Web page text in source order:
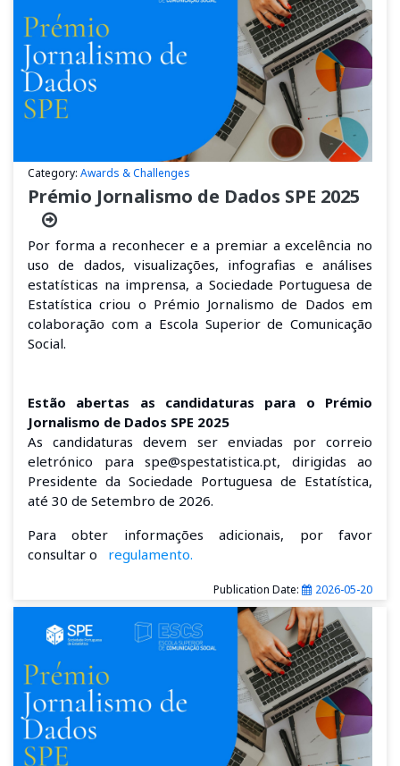
Category: Awards & Challenges
Prémio Jornalismo de Dados SPE 2025
Por forma a reconhecer ea premiar a excelência no
uso de dados, visualizações, infografias e análises
estatísticas na imprensa, a Sociedade Portuguesa de
Estatística criou o Prémio Jornalismo de Dados em
colaboração com a Escola Superior de Comunicação
Social.
Estão abertas as candidaturas para o Prémio
Jornalismo de Dados SPE 2025
As candidaturas devem ser enviadas por correio
eletrónico para spe@spestatistica.pt, dirigidas ao
Presidente da Sociedade Portuguesa de Estatística,
até 30 de Setembro de 2026.
Para obter informações adicionais, por favor
consultar o regulamento.
Publication Date: 2026-05-20